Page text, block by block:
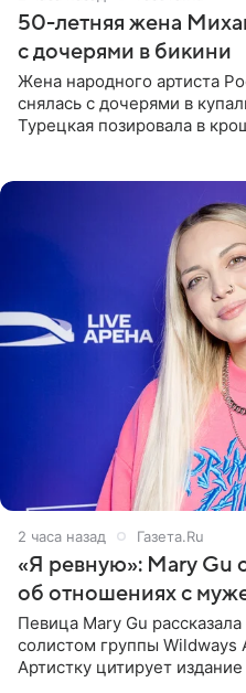
50-летняя жена
с дочерями в бикини
Жена народного артиста
снялась с дочерями в
Турецкая позировала в
2 часа назад Газета.Ru
«Я ревную»: Mary Gu
об отношениях с
Певица Mary Gu
солистом группы
Артистку цитирует